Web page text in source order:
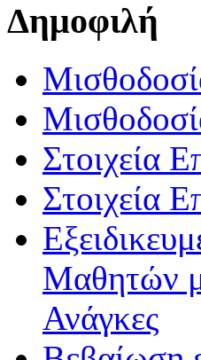
Δημοφιλή
Στοιχεία
Στοιχεία
Μαθητών
Ανάγκες